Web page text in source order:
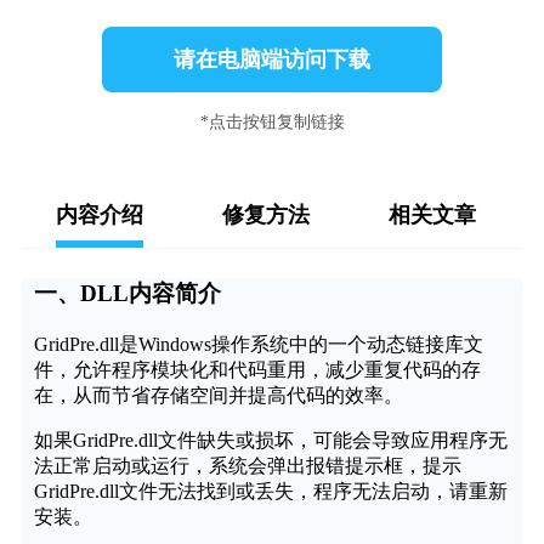
请在电脑端访问下载
*点击按钮复制链接
内容介绍 修复方法 相关文章
一、DLL内容简介
GridPre.dll是Windows操作系统中的一个动态链接库文
件，允许程序模块化和代码重用，减少重复代码的存
在，从而节省存储空间并提高代码的效率。
如果GridPre.dll文件缺失或损坏，可能会导致应用程序无
法正常启动或运行，系统会弹出报错提示框，提示
GridPre.dll文件无法找到或丢失，程序无法启动，请重新
安装。